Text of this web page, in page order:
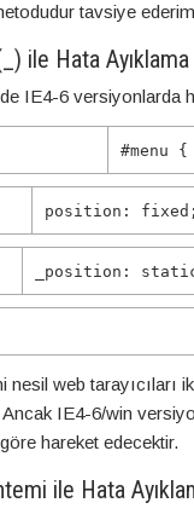
tavsiye
ile Hata Ayıklama
IE4-6 versiyonlarda
#menu {
position : fixed ;
_position :
nesil web tarayıcıları
Ancak IE4-6/win
hareket edecektir.
ile Hata